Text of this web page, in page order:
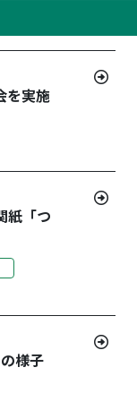
を実施
紙「つ
様子